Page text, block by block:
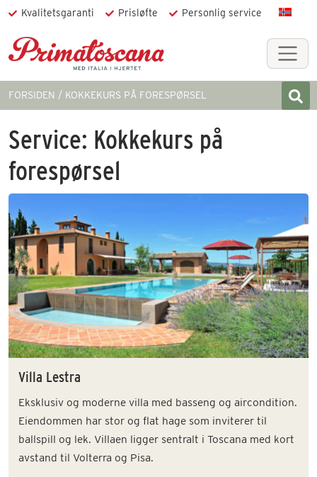
Kvalitetsgaranti Prisløfte Personlig service
FORSIDEN KOKKEKURS PÅ FORESPØRSEL
Service: Kokkekurs på
forespørsel
Villa Lestra
Eksklusiv og moderne villa med basseng og aircondition.
Eiendommen har stor og flat hage som inviterer til
ballspill og lek. Villaen ligger sentralt i Toscana med kort
avstand til Volterra og Pisa.